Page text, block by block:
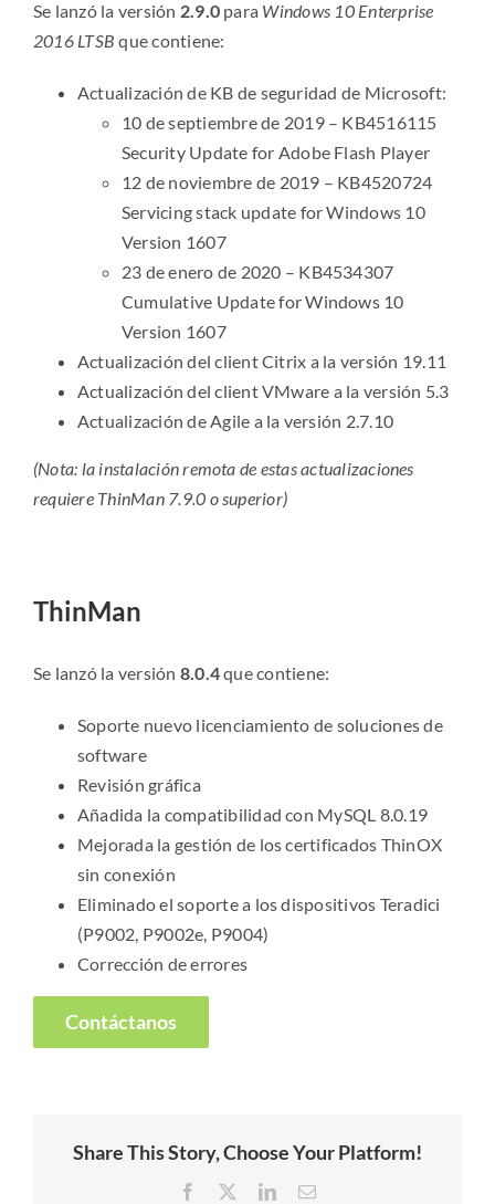
Se lanzó la versión 2.9.0 para Windows 10 Enterprise
2016 LTSB que contiene:
Actualización de KB de seguridad de Microsoft:
10 de septiembre de 2019 – KB4516115
Security Update for Adobe Flash Player
12 de noviembre de 2019 – KB4520724
Servicing stack update for Windows 10
Version 1607
23 de enero de 2020 – KB4534307
Cumulative Update for Windows 10
Version 1607
Actualización del client Citrix a la versión 19.11
Actualización del client VMware a la versión 5.3
Actualización de Agile a la versión 2.7.10
(Nota: la instalación remota de estas actualizaciones
requiere ThinMan 7.9.0 o superior)
ThinMan
Se lanzó la versión 8.0.4que contiene:
Soporte nuevo licenciamiento de soluciones de
software
Revisión gráfica
Añadida la compatibilidad con MySQL 8.0.19
Mejorada la gestión de los certificados ThinOX
sin conexión
Eliminado el soporte a los dispositivos Teradici
(P9002, P9002e, P9004)
Corrección de errores
Contáctanos
Share This Story, Choose Your Platform!
Facebook LinkedInEmail